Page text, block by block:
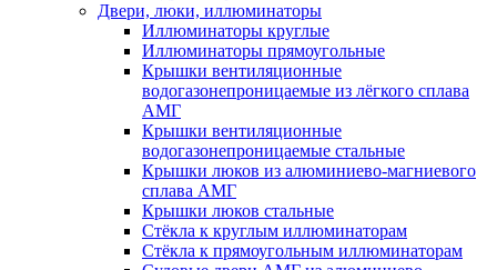
Двери, люки, иллюминаторы
Иллюминаторы круглые
Иллюминаторы прямоугольные
Крышки вентиляционные
водогазонепроницаемые из лёгкого сплава
АМГ
Крышки вентиляционные
водогазонепроницаемые стальные
Крышки люков из алюминиево-магниевого
сплава АМГ
Крышки люков стальные
Стёкла к круглым иллюминаторам
Стёкла к прямоугольным иллюминаторам